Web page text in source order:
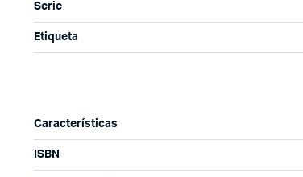
Serie
Etiqueta
Características
ISBN